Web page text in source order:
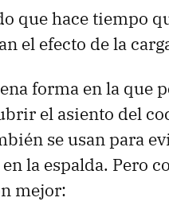
que hace tiempo
el efecto de la
forma en la que
el asiento del
se usan para
la espalda. Pero
mejor: